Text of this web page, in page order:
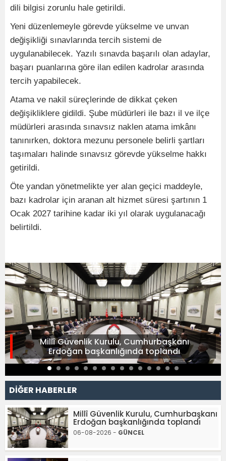
dili bilgisi zorunlu hale getirildi.
Yeni düzenlemeyle görevde yükselme ve unvan
değişikliği sınavlarında tercih sistemi de
uygulanabilecek. Yazılı sınavda başarılı olan adaylar,
başarı puanlarına göre ilan edilen kadrolar arasında
tercih yapabilecek.
Atama ve nakil süreçlerinde de dikkat çeken
değişikliklere gidildi. Şube müdürleri ile bazı il ve ilçe
müdürleri arasında sınavsız naklen atama imkânı
tanınırken, doktora mezunu personele belirli şartları
taşımaları halinde sınavsız görevde yükselme hakkı
getirildi.
Öte yandan yönetmelikte yer alan geçici maddeyle,
bazı kadrolar için aranan alt hizmet süresi şartının 1
Ocak 2027 tarihine kadar iki yıl olarak uygulanacağı
belirtildi.
Millî Güvenlik Kurulu, Cumhurbaşkanı
Erdoğan başkanlığında toplandı
DİĞER HABERLER
Millî Güvenlik Kurulu, Cumhurbaşkanı
Erdoğan başkanlığında toplandı
06-08-2026 - GÜNCEL